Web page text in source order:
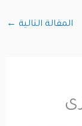
التالية←